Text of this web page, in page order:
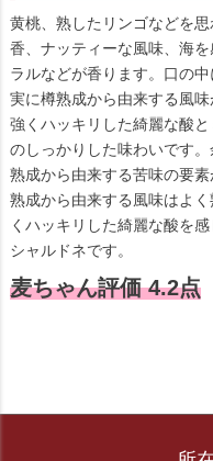
黄桃、熟したリンゴなどを
香、ナッティーな風味、海
ラルなどが香ります。口の
実に樽熟成から由来する風
強くハッキリした綺麗な酸
のしっかりした味わいです
熟成から由来する苦味の要
熟成から由来する風味はよ
くハッキリした綺麗な酸を
シャルドネです。
麦ちゃん評価 4.2点